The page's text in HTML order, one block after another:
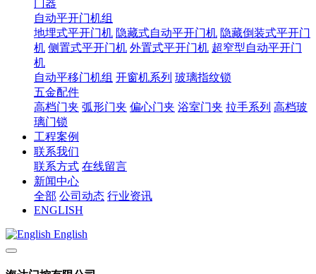
门器
自动平开门机组
地埋式平开门机 隐藏式自动平开门机 隐藏倒装式平开门
机 侧置式平开门机 外置式平开门机 超窄型自动平开门
机
自动平移门机组 开窗机系列 玻璃指纹锁
五金配件
高档门夹 弧形门夹 偏心门夹 浴室门夹 拉手系列 高档玻
璃门锁
工程案例
联系我们
联系方式 在线留言
新闻中心
全部 公司动态 行业资讯
ENGLISH
English